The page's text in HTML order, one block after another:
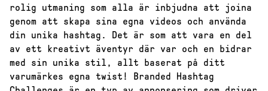
rolig utmaning som alla är inbjudna att joina
genom att skapa sina egna videos och använda
din unika hashtag. Det är som att vara en del
av ett kreativt äventyr där var och en bidrar
med sin unika stil, allt baserat på ditt
varumärkes egna twist! Branded Hashtag